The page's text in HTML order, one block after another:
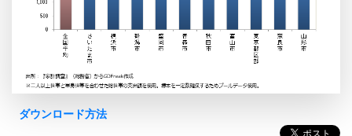
ダウンロード方法